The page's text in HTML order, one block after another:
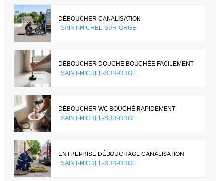
DÉBOUCHER CANALISATION
SAINT-MICHEL-SUR-ORGE
DÉBOUCHER DOUCHE BOUCHÉE FACILEMENT
SAINT-MICHEL-SUR-ORGE
DÉBOUCHER WC BOUCHÉ RAPIDEMENT
SAINT-MICHEL-SUR-ORGE
ENTREPRISE DÉBOUCHAGE CANALISATION
SAINT-MICHEL-SUR-ORGE